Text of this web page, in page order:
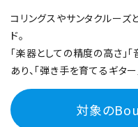
コリングスやサンタクルーズ
ド。
「楽器としての精度の高さ
あり、「弾き手を育てるギタ
対象の